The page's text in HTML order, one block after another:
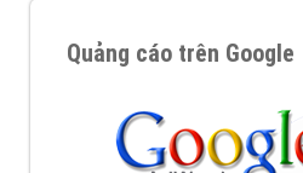
Quảng cáo trên Google